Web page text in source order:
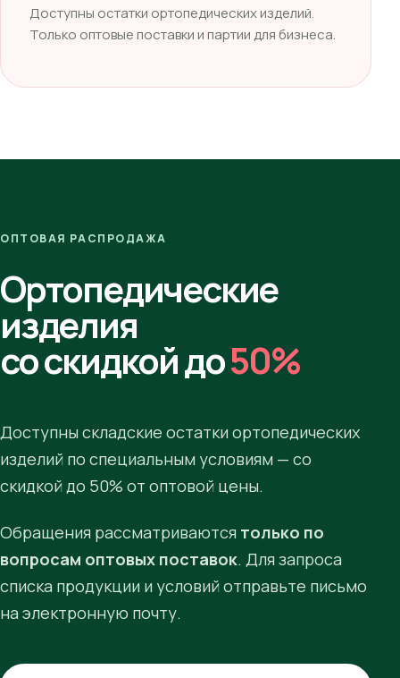
Доступны остатки ортопедических изделий.
Только оптовые поставки и партии для бизнеса.
ОПТОВАЯ РАСПРОДАЖА
Ортопедические
изделия
со скидкой до50%
Доступны складские остатки ортопедических
изделий по специальным условиям — со
скидкой до 50% от оптовой цены.
Обращения рассматриваются только по
вопросам оптовых поставок. Для запроса
списка продукции и условий отправьте письмо
на электронную почту.